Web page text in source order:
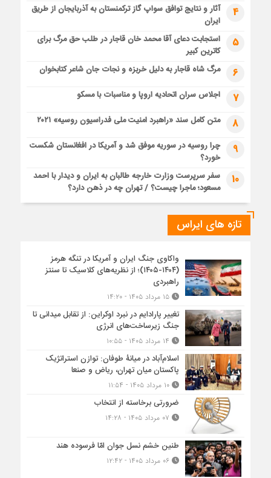
4
آثار و نتایج توافق سواپ گاز ترکمنستان به آذربایجان از طریق
ایران
5
استجابت دعای آقا محمد خان قاجار در طلب حق مرگ برای
کاترین کبیر
6 مرگ شاه قاجار به دلیل خربزه و نجات جان شاعر کتابخوان
7 اجلاس سران اتحادیه اروپا و مناسبات با مسکو
8 متن کامل سند «راهبرد امنیت ملی فدراسیون روسیه» ۲۰۲۱
9
چرا روسیه در سوریه موفق شد و آمریکا در افغانستان شکست
خورد؟
10
سفر سرپرست وزارت خارجه طالبان به ایران و دیدار با احمد
مسعود؛ ماجرا چیست؟ / تهران چه در ذهن دارد؟
تازه های ایراس
واکاوی جنگ ایران و آمریکا در تنگه هرمز
(۱۴۰۴-۱۴۰۵)؛ از نظریه‌های کلاسیک تا سنتز
راهبردی
۱۵ مرداد ۱۴۰۵ - ۱۴:۲۰
تغییر پارادایم در نبرد اوکراین: از تقابل میدانی تا
جنگ زیرساخت‌های انرژی
اسلام‌آباد در میانۀ طوفان: توازن استراتژیک
پاکستان میان تهران، ریاض و صنعا
۱۰ مرداد ۱۴۰۵ - ۱۱:۵۴
ضرورتی برخاسته از انتخاب
طنین خشم نسل جوان امّا فرسوده هند
۰۶ مرداد ۱۴۰۵ - ۱۲:۴۲